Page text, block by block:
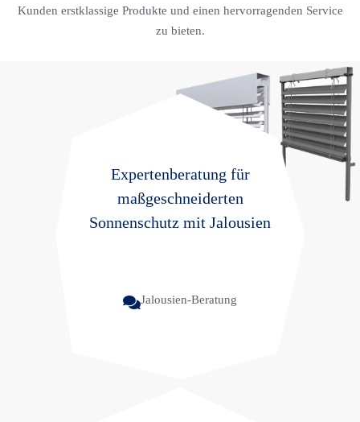
Kunden erstklassige Produkte und einen hervorragenden Service
zu bieten.
Expertenberatung für
maßgeschneiderten
Sonnenschutz mit Jalousien
Jalousien-Beratung